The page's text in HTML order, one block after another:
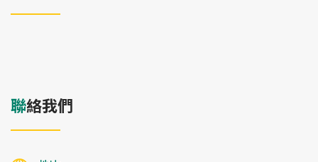
聯絡我們